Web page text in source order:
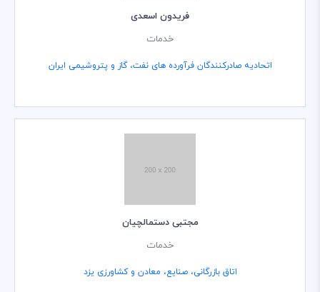
فریدون اسعدی
خدمات
اتحادیه صادرکنندگان فرآورده های نفت، گاز و پتروشیمی ایران
مجتبی دستمالچیان
خدمات
اتاق بازرگانی، صنایع، معادن و کشاورزی یزد